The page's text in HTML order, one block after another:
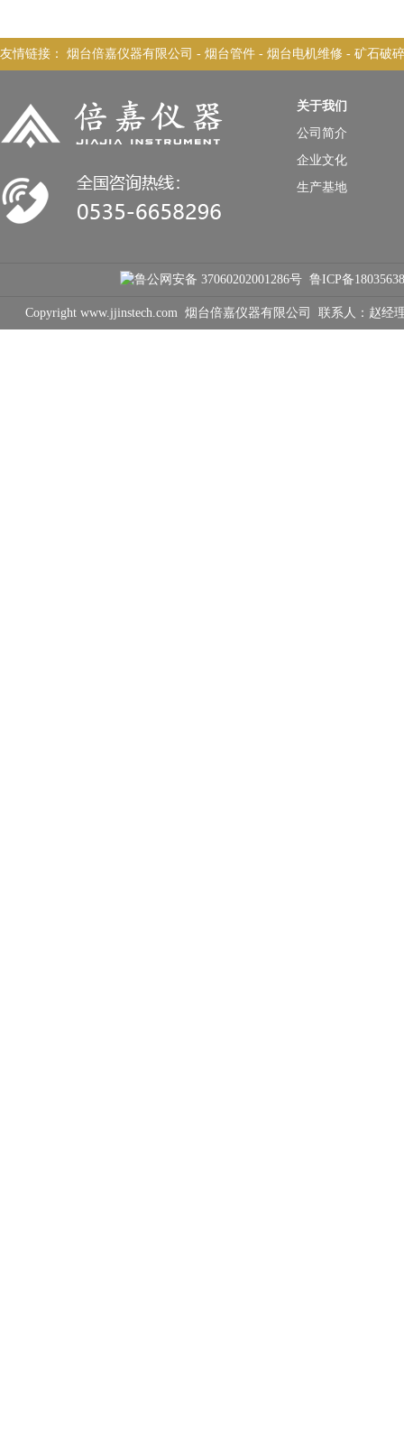
友情链接： 烟台倍嘉仪器有限公司 - 烟台管件 - 烟台电机维修 - 矿石破
关于我们
公司简介
企业文化
生产基地
鲁公网安备 37060202001286号 鲁ICP备
Copyright www.jjinstech.com 烟台倍嘉仪器有限公司 联系人：赵